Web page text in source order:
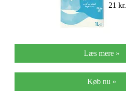
21 kr.
Læs mere »
Køb nu »